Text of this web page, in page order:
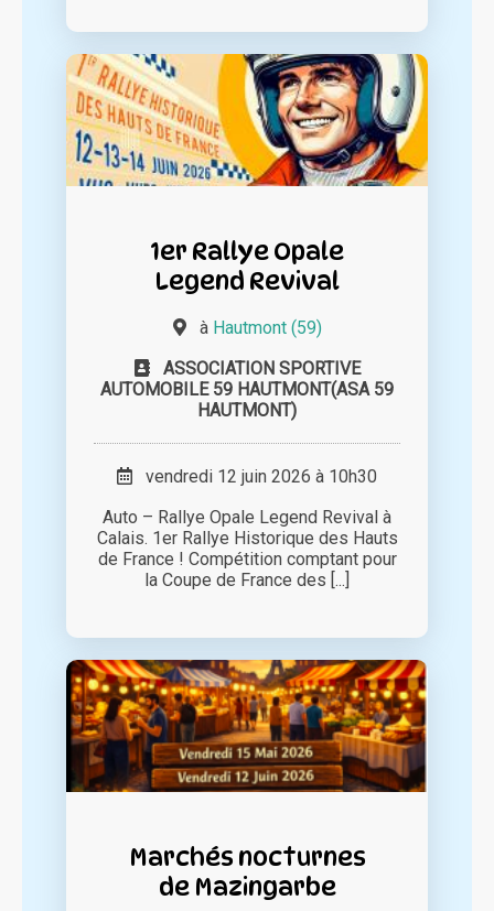
1er Rallye Opale
Legend Revival
à Hautmont (59)
ASSOCIATION SPORTIVE
AUTOMOBILE 59 HAUTMONT(ASA 59
HAUTMONT)
vendredi 12 juin 2026 à 10h30
Auto – Rallye Opale Legend Revival à
Calais. 1er Rallye Historique des Hauts
de France ! Compétition comptant pour
la Coupe de France des [...]
Marchés nocturnes
de Mazingarbe